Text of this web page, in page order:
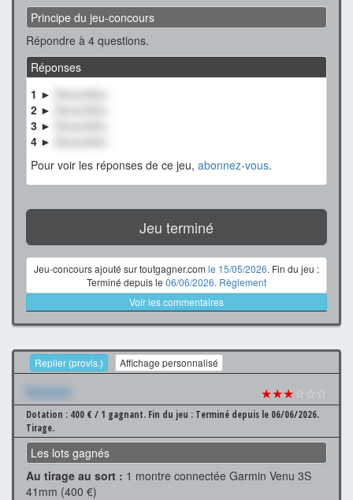
Principe du jeu-concours
Répondre à 4 questions.
Réponses
1 ►
2 ►
3 ►
4 ►
Pour voir les réponses de ce jeu, abonnez-vous.
Jeu terminé
Jeu-concours ajouté sur toutgagner.com le 15/05/2026. Fin du jeu :
Terminé depuis le 06/06/2026. Règlement
Voir les commentaires
Replier (provis.) Affichage personnalisé
Xxxxxxx ★★★☆☆☆
Dotation : 400 € / 1 gagnant. Fin du jeu : Terminé depuis le 06/06/2026.
Tirage.
Les lots gagnés
Au tirage au sort : 1 montre connectée Garmin Venu 3S
41mm (400 €)